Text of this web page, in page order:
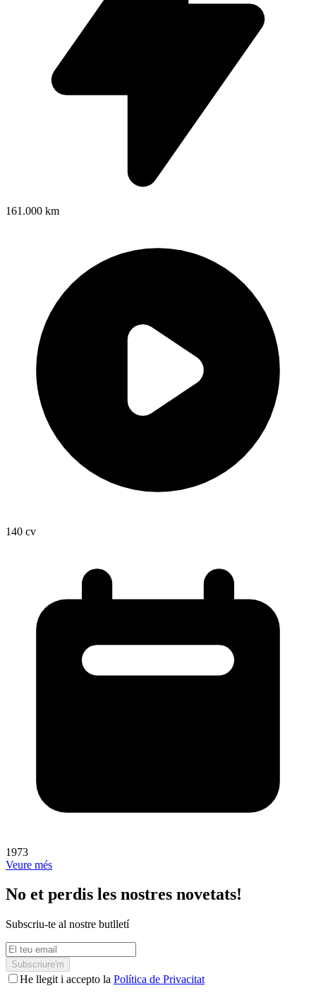
161.000 km
140 cv
1973
Veure més
No et perdis les nostres novetats!
Subscriu-te al nostre butlletí
Subscriure'm
He llegit i accepto la Política de Privacitat